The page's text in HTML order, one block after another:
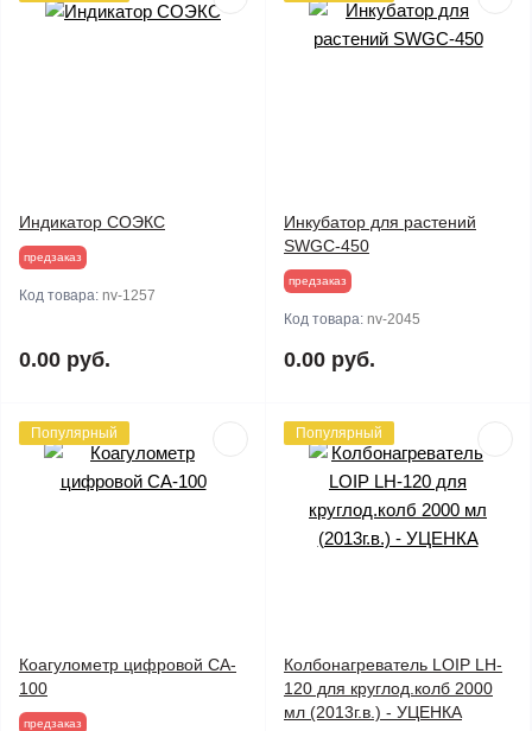
Индикатор СОЭКС
предзаказ
Код товара: nv-1257
0.00 руб.
Инкубатор для растений
SWGC-450
предзаказ
Код товара: nv-2045
0.00 руб.
Популярный
Коагулометр цифровой CA-
100
предзаказ
Популярный
Колбонагреватель LOIP LH-
120 для круглод.колб 2000
мл (2013г.в.) - УЦЕНКА